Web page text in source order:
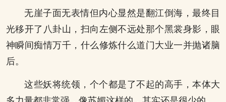
无崖子面无表情但内心显然是翻江倒海，最终目
光移开了八卦山，扫向左侧不远处那个黑裳身影，眼
神瞬间痴情万千，什么修炼什么道门大业一并抛诸脑
后。
这些妖将统领，个个都是了不起的高手，本体大